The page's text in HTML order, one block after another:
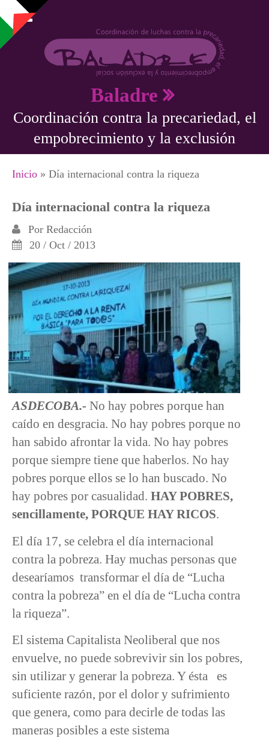
Pasar al contenido principal
Baladre
Coordinación contra la precariedad, el
empobrecimiento y la exclusión
Se encuentra usted aquí
Inicio » Día internacional contra la riqueza
Día internacional contra la riqueza
Por Redacción
20 / Oct / 2013
ASDECOBA.- No hay pobres porque han
caído en desgracia. No hay pobres porque no
han sabido afrontar la vida. No hay pobres
porque siempre tiene que haberlos. No hay
pobres porque ellos se lo han buscado. No
hay pobres por casualidad. HAY POBRES,
sencillamente, PORQUE HAY RICOS.
El día 17, se celebra el día internacional
contra la pobreza. Hay muchas personas que
desearíamos transformar el día de “Lucha
contra la pobreza” en el día de “Lucha contra
la riqueza”.
El sistema Capitalista Neoliberal que nos
envuelve, no puede sobrevivir sin los pobres,
sin utilizar y generar la pobreza. Y ésta es
suficiente razón, por el dolor y sufrimiento
que genera, como para decirle de todas las
maneras posibles a este sistema